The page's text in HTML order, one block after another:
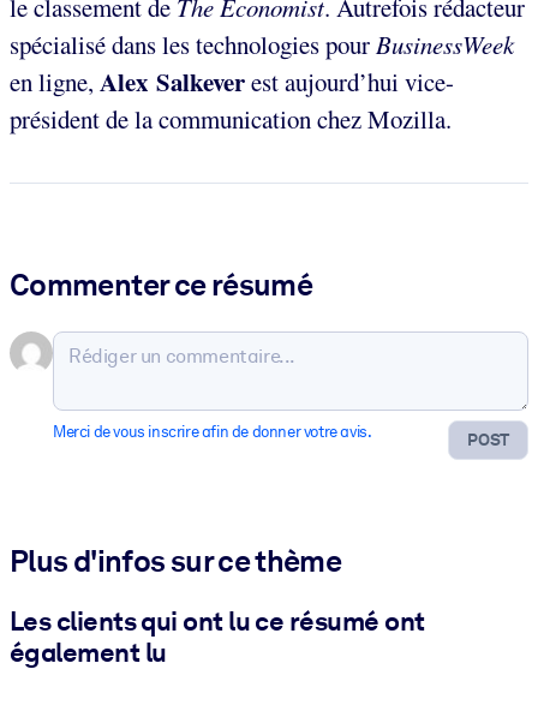
le classement de The Economist. Autrefois rédacteur
spécialisé dans les technologies pourBusinessWeek
en ligne, Alex Salkeverest aujourd’hui vice-
président de la communication chez Mozilla.
Commenter ce résumé
POST
Merci de vous inscrire afin de donner votre avis.
Plus d'infos sur ce thème
Les clients qui ont lu ce résumé ont
également lu